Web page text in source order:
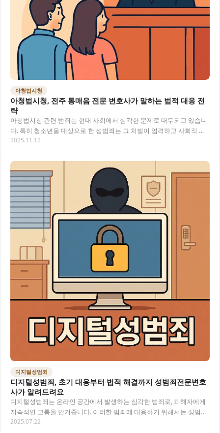
아청법시청
아청법시청, 전주 통매음 전문 변호사가 말하는 법적 대응 전
략
아청법시청 관련 범죄는 현대 사회에서 심각한 문제로 대두되고 있습니
다. 특히 청소년을 대상으로 한 성범죄는 그 처벌이 엄격하고 사회적 낙
인이 커서 전문적인 법률 조력이 반드시 필요…
2025.11.12
디지털성범죄
디지털성범죄, 초기 대응부터 법적 해결까지 성범죄전문변호
사가 알려드려요
디지털성범죄는 온라인 공간에서 발생하는 심각한 범죄로, 피해자에게
지속적인 고통을 안겨줍니다. 이러한 범죄에 대응하기 위해서는 성범죄
전문변호사의 도움이 필수적이며, 신속한 대응과…
2025.07.22